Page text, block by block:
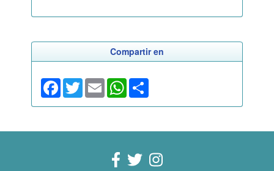
Compartir en
Facebook
TwitterEmail WhatsApp